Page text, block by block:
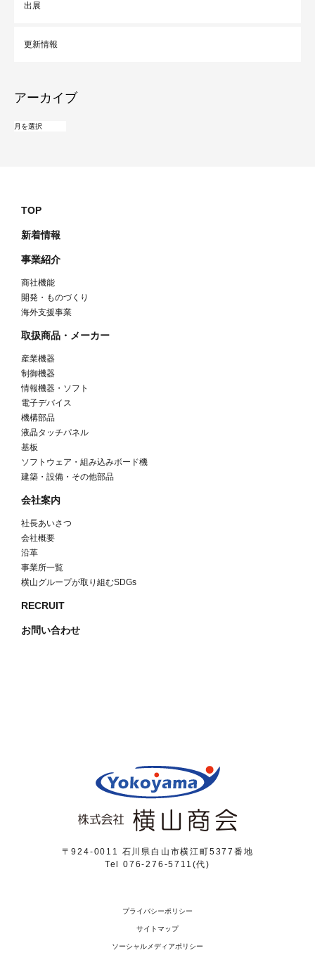
出展
更新情報
アーカイブ
TOP
新着情報
事業紹介
商社機能
開発・ものづくり
海外支援事業
取扱商品・メーカー
産業機器
制御機器
情報機器・ソフト
電子デバイス
機構部品
液晶タッチパネル
基板
ソフトウェア・組み込みボード機
建築・設備・その他部品
会社案内
社長あいさつ
会社概要
沿革
事業所一覧
横山グループが取り組むSDGs
RECRUIT
お問い合わせ
〒924-0011 石川県白山市横江町5377番地
Tel 076-276-5711(代)
プライバシーポリシー
サイトマップ
ソーシャルメディアポリシー